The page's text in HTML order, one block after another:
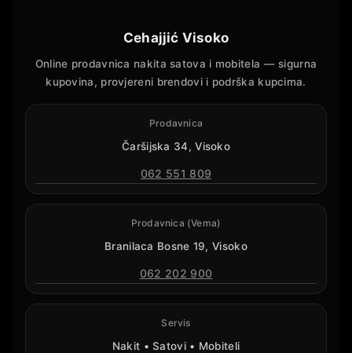
Cehajjić Visoko
Online prodavnica nakita satova i mobitela — sigurna
kupovina, provjereni brendovi i podrška kupcima.
Prodavnica
Čaršijska 34, Visoko
062 551 809
Prodavnica (Vema)
Branilaca Bosne 19, Visoko
062 202 900
Servis
Nakit • Satovi • Mobiteli